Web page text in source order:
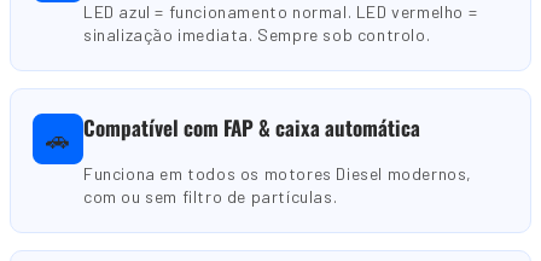
LED azul = funcionamento normal. LED vermelho =
sinalização imediata. Sempre sob controlo.
🚗 Compatível com FAP & caixa automática
Funciona em todos os motores Diesel modernos,
com ou sem filtro de partículas.